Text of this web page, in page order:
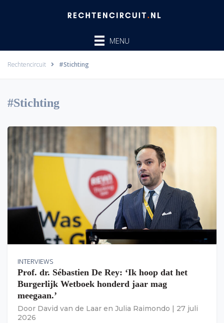
MENU
Rechtencircuit #Stichting
#Stichting
INTERVIEWS
Prof. dr. Sébastien De Rey: ‘Ik hoop dat het
Burgerlijk Wetboek honderd jaar mag
meegaan.’
Door David van de Laar en Julia Raimondo
27 juli
2026